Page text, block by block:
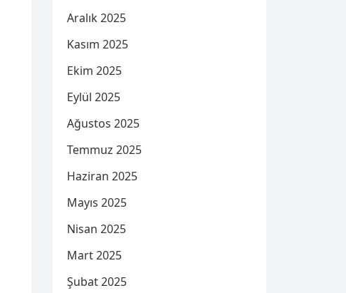
Aralık 2025
Kasım 2025
Ekim 2025
Eylül 2025
Ağustos 2025
Temmuz 2025
Haziran 2025
Mayıs 2025
Nisan 2025
Mart 2025
Şubat 2025